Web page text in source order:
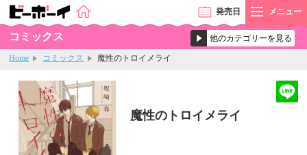
発売日 メニュー
コミックス
Home コミックス 魔性のトロイメライ
魔性のトロイメライ